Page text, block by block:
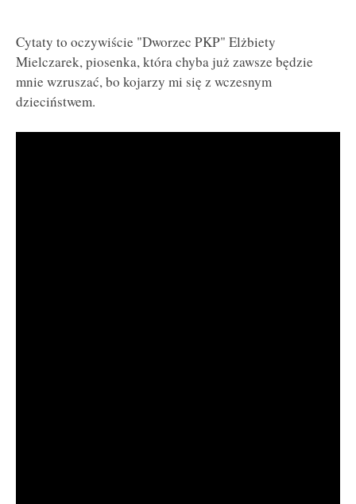
Cytaty to oczywiście "Dworzec PKP" Elżbiety
Mielczarek, piosenka, która chyba już zawsze będzie
mnie wzruszać, bo kojarzy mi się z wczesnym
dzieciństwem.